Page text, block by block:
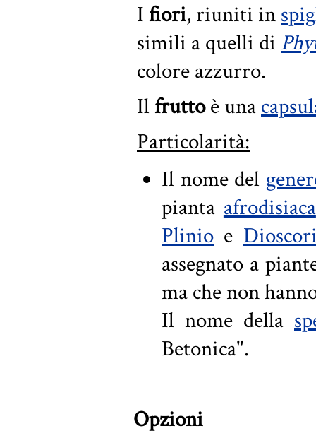
I fiori, riuniti in
simili a quelli di
colore azzurro.
Il fruttoè una
Particolarità:
Il nome del
piantaafrodisiaca
Plinio e
assegnato a
ma che non
Il nome della
Betonica".
Opzioni